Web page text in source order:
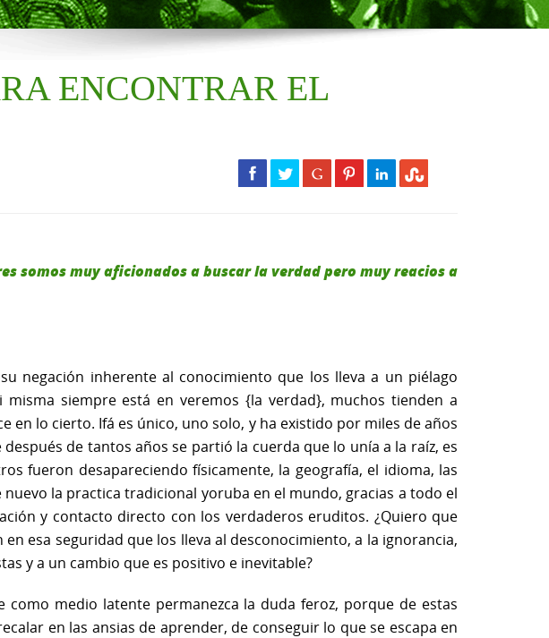
ENCONTRAR EL
somos muy aficionados a buscar la verdad pero muy reacios a
negación inherente al conocimiento que los lleva a un piélago
siempre está en veremos {la verdad}, muchos tienden a
lo cierto. Ifá es único, uno solo, y ha existido por miles de años
de tantos años se partió la cuerda que lo unía a la raíz, es
fueron desapareciendo físicamente, la geografía, el idioma, las
la practica tradicional yoruba en el mundo, gracias a todo el
y contacto directo con los verdaderos eruditos. ¿Quiero que
esa seguridad que los lleva al desconocimiento, a la ignorancia,
y a un cambio que es positivo e inevitable?
medio latente permanezca la duda feroz, porque de estas
en las ansias de aprender, de conseguir lo que se escapa en